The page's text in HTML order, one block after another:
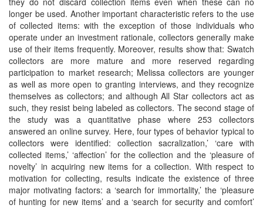
longer be used. Another important characteristic refers to the use
of collected items: with the exception of those individuals who
operate under an investment rationale, collectors generally make
use of their items frequently. Moreover, results show that: Swatch
collectors are more mature and more reserved regarding
participation to market research; Melissa collectors are younger
as well as more open to granting interviews, and they recognize
themselves as collectors; and although All Star collectors act as
such, they resist being labeled as collectors. The second stage of
the study was a quantitative phase where 253 collectors
answered an online survey. Here, four types of behavior typical to
collectors were identified: collection sacralization,’ ‘care with
collected items,’ ‘affection’ for the collection and the ‘pleasure of
novelty’ in acquiring new items for a collection. With respect to
motivation for collecting, results indicate the existence of three
major motivating factors: a ‘search for immortality,’ the ‘pleasure
of hunting for new items’ and a ‘search for security and comfort’